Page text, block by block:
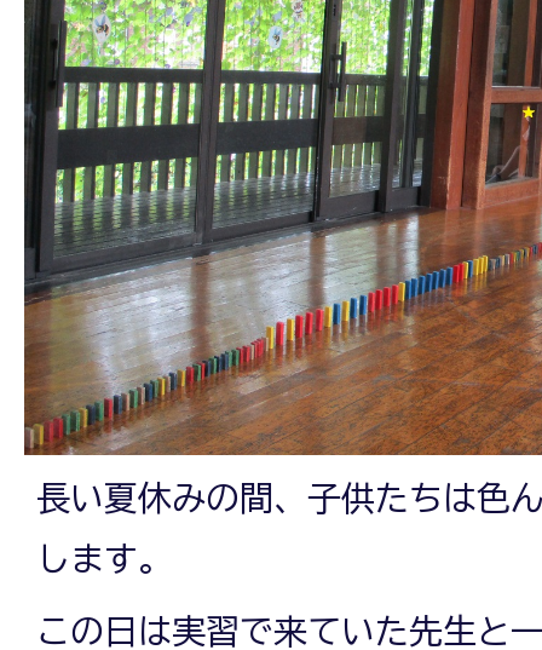
長い夏休みの間、子供たちは色
します。
この日は実習で来ていた先生と